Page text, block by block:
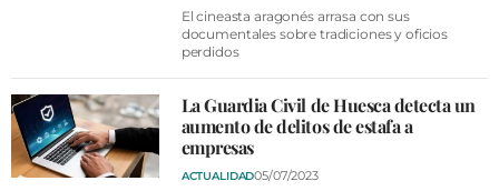
VÍDEOS
CONTACTAR
FIESTAS EN EL ALTO ARAGÓN
El cineasta aragonés arrasa con sus
documentales sobre tradiciones y oficios
perdidos
La Guardia Civil de Huesca detecta un
aumento de delitos de estafa a
empresas
ACTUALIDAD05/07/2023